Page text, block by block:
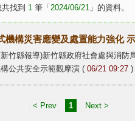
找到 1 筆「 2024/06/21 」的資料。
機構災害應變及處置能力強化
竹縣報導)新竹縣政府社會處與消防
構公共安全示範觀摩演 ( 06/21 09:27 )
< Prev 1 Next >